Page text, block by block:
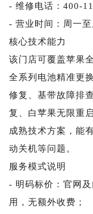
- 维修电话：400-
- 营业时间：周一
核心技术能力
该门店可覆盖苹果
全系列电池精准更
修复、基带故障排
复、白苹果无限重
成熟技术方案，能
动关机等问题。
服务模式说明
- 明码标价：官网
用，无额外收费；